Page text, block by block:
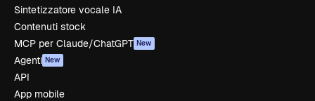
Sintetizzatore vocale IA
Contenuti stock
MCP per Claude/ChatGPT New
Agenti New
API
App mobile